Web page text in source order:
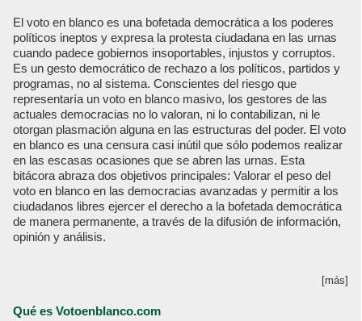
El voto en blanco es una bofetada democrática a los poderes
políticos ineptos y expresa la protesta ciudadana en las urnas
cuando padece gobiernos insoportables, injustos y corruptos.
Es un gesto democrático de rechazo a los políticos, partidos y
programas, no al sistema. Conscientes del riesgo que
representaría un voto en blanco masivo, los gestores de las
actuales democracias no lo valoran, ni lo contabilizan, ni le
otorgan plasmación alguna en las estructuras del poder. El voto
en blanco es una censura casi inútil que sólo podemos realizar
en las escasas ocasiones que se abren las urnas. Esta
bitácora abraza dos objetivos principales: Valorar el peso del
voto en blanco en las democracias avanzadas y permitir a los
ciudadanos libres ejercer el derecho a la bofetada democrática
de manera permanente, a través de la difusión de información,
opinión y análisis.
[más]
Qué es Votoenblanco.com